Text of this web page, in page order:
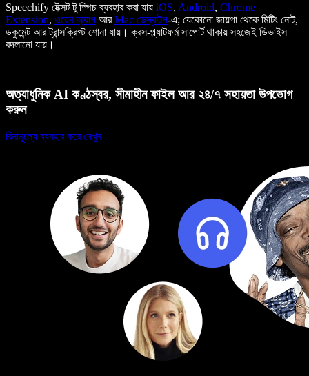
Speechify টেক্সট টু স্পিচ ব্যবহার করা যায় iOS, Android, Chrome
Extension, ওয়েব অ্যাপ আরMac ডেস্কটপ-এ; যেকোনো জায়গা থেকে মিটিং নোট,
ডকুমেন্ট আর ট্রান্সক্রিপ্ট শোনা যায়। ক্রস-প্ল্যাটফর্ম সাপোর্ট থাকায় সহজেই ডিভাইস
বদলানো যায়।
অত্যাধুনিক AI কণ্ঠস্বর, সীমাহীন ফাইল আর ২৪/৭ সহায়তা উপভোগ
করুন
বিনামূল্যে ব্যবহার করে দেখুন